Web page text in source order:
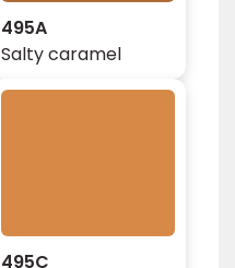
495A
Salty caramel
495C